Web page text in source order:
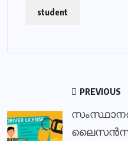
student
PREVIOUS